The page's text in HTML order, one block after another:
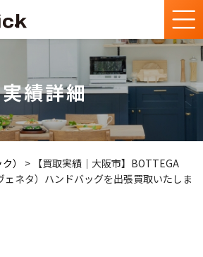
実績詳細
） > 【買取実績｜大阪市】BOTTEGA
ェネタ）ハンドバッグを出張買取いたしま